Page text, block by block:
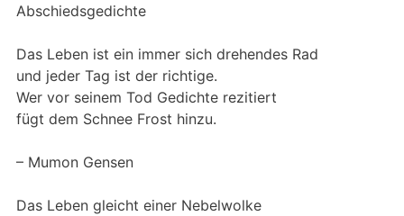
Abschiedsgedichte
Das Leben ist ein immer sich drehendes Rad
und jeder Tag ist der richtige.
Wer vor seinem Tod Gedichte rezitiert
fügt dem Schnee Frost hinzu.
– Mumon Gensen
Das Leben gleicht einer Nebelwolke